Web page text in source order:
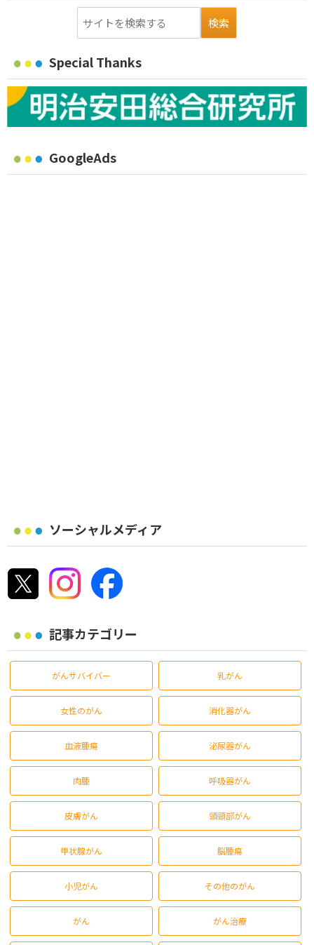
Special Thanks
GoogleAds
ソーシャルメディア
記事カテゴリー
がんサバイバー 乳がん
女性のがん 消化器がん
血液腫瘍 泌尿器がん
肉腫 呼吸器がん
皮膚がん 頭頸部がん
甲状腺がん 脳腫瘍
小児がん その他のがん
がん がん治療